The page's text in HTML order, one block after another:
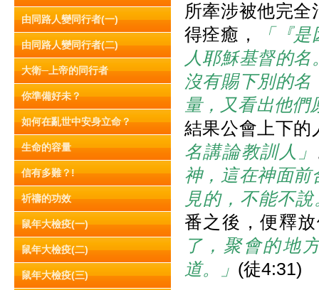
由同路人變同行者(一)
由同路人變同行者(二)
大衛─上帝的同行者
你準備好未？
如何在亂世中安身立命？
生命的容量
信有多難？!
祈禱的功效
鼠年大檢疫(一)
鼠年大檢疫(二)
鼠年大檢疫(三)
所牽涉被他完
得痊癒，
「『
人耶穌基督的
沒有賜下別的
量，又看出他們
結果公會上下的
名講論教訓人」
神，這在神面前
見的，不能不
番之後，便釋
了，聚會的地
道。」 (徒4:31)